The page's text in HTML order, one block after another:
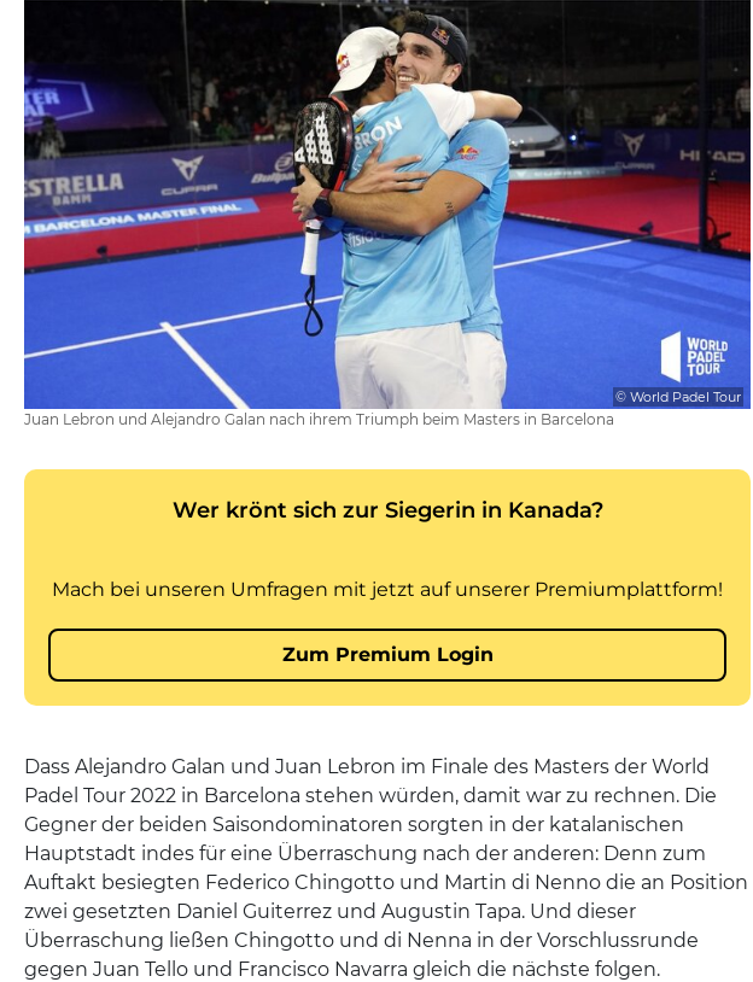
© World Padel Tour
Juan Lebron und Alejandro Galan nach ihrem Triumph beim Masters in Barcelona
Dass Alejandro Galan und Juan Lebron im Finale des Masters der World
Padel Tour 2022 in Barcelona stehen würden, damit war zu rechnen. Die
Gegner der beiden Saisondominatoren sorgten in der katalanischen
Hauptstadt indes für eine Überraschung nach der anderen: Denn zum
Auftakt besiegten Federico Chingotto und Martin di Nenno die an Position
zwei gesetzten Daniel Guiterrez und Augustin Tapa. Und dieser
Überraschung ließen Chingotto und di Nenna in der Vorschlussrunde
gegen Juan Tello und Francisco Navarra gleich die nächste folgen.